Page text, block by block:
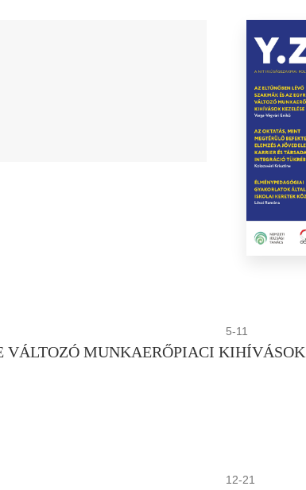
5-11
VÁLTOZÓ MUNKAERŐPIACI KIHÍVÁSOK
12-21